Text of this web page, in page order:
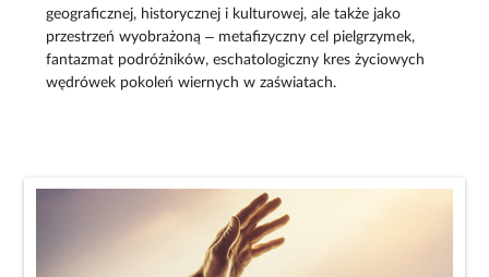
geograficznej, historycznej i kulturowej, ale także jako
przestrzeń wyobrażoną ‒ metafizyczny cel pielgrzymek,
fantazmat podróżników, eschatologiczny kres życiowych
wędrówek pokoleń wiernych w zaświatach.